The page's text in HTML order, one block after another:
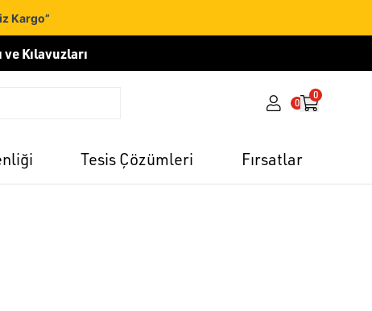
Kargo”
Kılavuzları
0
0
Tesis Çözümleri Fırsatlar